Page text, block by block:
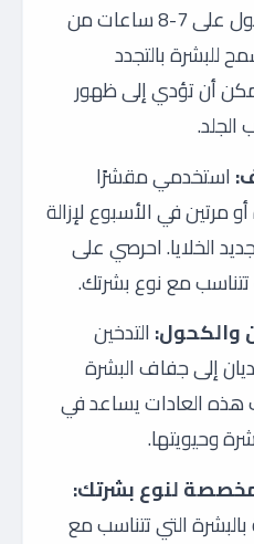
الحصول على 7-8 ساعات من
للبشرة بالتجدد
أن تؤدي إلى ظهور
الجلد.
استخدمي مقشرًا
أو مرتين في الأسبوع لإزالة
الخلايا. احرصي على
مع نوع بشرتك.
والكحول: التدخين
إلى جفاف البشرة
هذه العادات يساعد في
وحيويتها.
لنوع بشرتك:
بالبشرة التي تتناسب مع